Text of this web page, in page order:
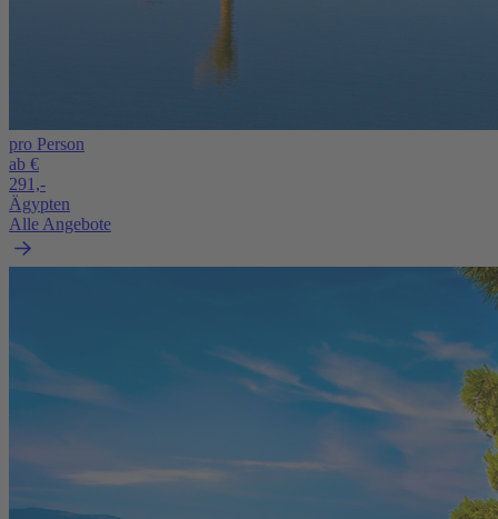
pro Person
ab €
291,-
Ägypten
Alle Angebote